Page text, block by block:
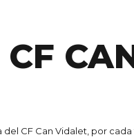
CF Can Vidalet, por